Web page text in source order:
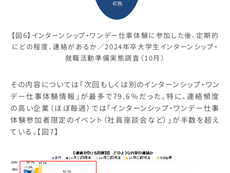
【図6】インターンシップ・ワンデー仕事体験に参加した後、定期的
にどの程度、連絡があるか／2024年卒大学生インターンシップ・
就職活動準備実態調査（10月）
その内容については「次回もしくは別のインターンシップ・ワン
デー仕事体験情報」が最多で79.6％だった。特に、連絡頻度
の高い企業（ほぼ毎週）では「インターンシップ・ワンデー仕事
体験参加者限定のイベント（社員座談会など）」が半数を超え
ている。【図7】